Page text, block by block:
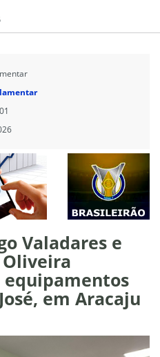
Valadares e
em Aracaju